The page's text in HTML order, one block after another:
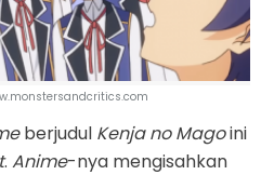
berjudul Kenja no Magoini
. Anime-nya mengisahkan